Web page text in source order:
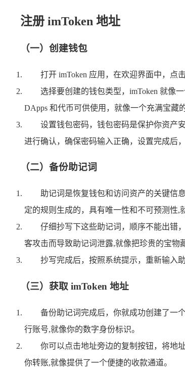
注册 imToken 地址
（一）创建钱包
打开 imToken 应用，在欢迎界面中，点
选择要创建的钱包类型，imToken 就像
DApps 和代币可供使用，就像一个充满宝藏
设置钱包密码，钱包密码是保护你资产
进行确认，确保密码输入正确，设置完成后，
（二）备份助记词
助记词是恢复钱包和访问资产的关键信
定的规则生成的，具有唯一性和不可预测性,
仔细抄写下这些助记词，顺序不能出错
客攻击而导致助记词泄露,就像把珍贵的宝物
抄写完成后，按照系统提示，重新输入
（三）获取 imToken 地址
备份助记词完成后，你就成功创建了一
行账号,就像你的数字身份标识。
你可以点击地址旁边的复制按钮，将地
你转账,就像提供了一个便捷的收款通道。